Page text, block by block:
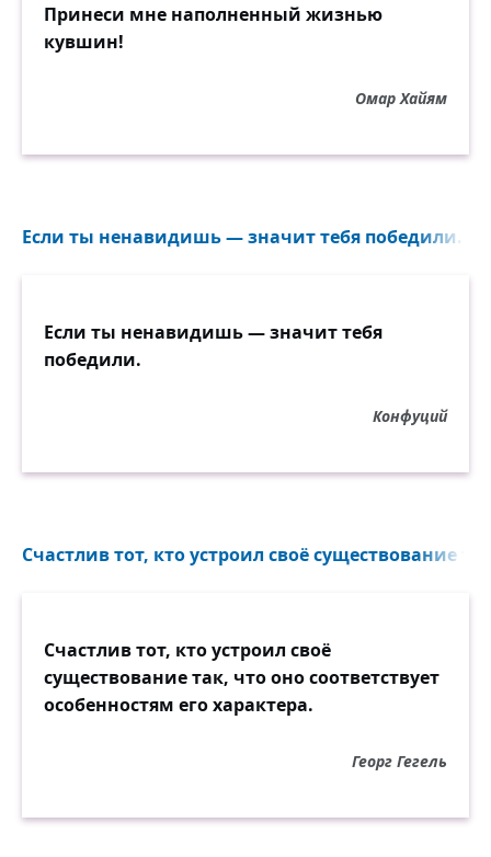
Принеси мне наполненный жизнью
кувшин!
Омар Хайям
Если ты ненавидишь — значит тебя победили...
Если ты ненавидишь — значит тебя
победили.
Конфуций
Счастлив тот, кто устроил своё существование
Счастлив тот, кто устроил своё
существование так, что оно соответствует
особенностям его характера.
Георг Гегель